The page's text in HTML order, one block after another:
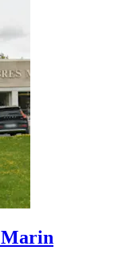
Marin